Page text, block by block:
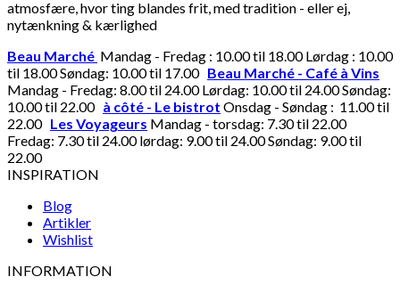
atmosfære, hvor ting blandes frit, med tradition - eller ej,
nytænkning & kærlighed
Beau Marché Mandag - Fredag : 10.00 til 18.00 Lørdag : 10.00
til 18.00 Søndag: 10.00 til 17.00 Beau Marché - Café à Vins
Mandag - Fredag: 8.00 til 24.00 Lørdag: 10.00 til 24.00 Søndag:
10.00 til 22.00 à côté - Le bistrot Onsdag - Søndag : 11.00 til
22.00 Les Voyageurs Mandag - torsdag: 7.30 til 22.00
Fredag: 7.30 til 24.00 lørdag: 9.00 til 24.00 Søndag: 9.00 til
22.00
INSPIRATION
Blog
Artikler
Wishlist
INFORMATION